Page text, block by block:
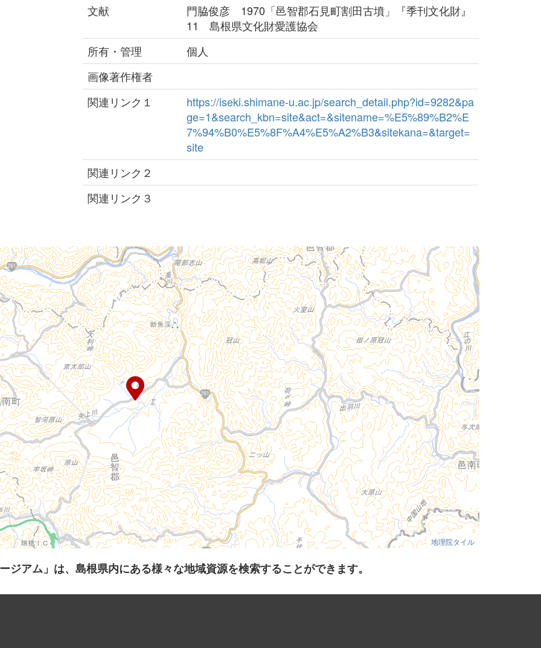
文献
門脇俊彦 1970「邑智郡石見町割田古墳」『季刊文化財』
11 島根県文化財愛護協会
所有・管理
個人
画像著作権者
関連リンク１
https://iseki.shimane-u.ac.jp/search_detail.php?id=9282&pa
ge=1&search_kbn=site&act=&sitename=%E5%89%B2%E
7%94%B0%E5%8F%A4%E5%A2%B3&sitekana=&target=
site
関連リンク２
関連リンク３
地理院タイル
ジアム」は、島根県内にある様々な地域資源を検索することができます。